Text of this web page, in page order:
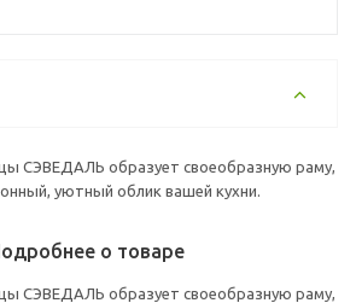
СЭВЕДАЛЬ образует своеобразную раму,
уютный облик вашей кухни.
о товаре
СЭВЕДАЛЬ образует своеобразную раму,